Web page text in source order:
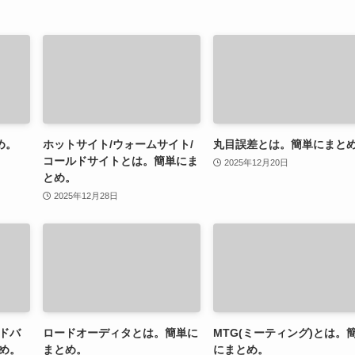
ホットサイト/ウォームサイト/
コールドサイトとは。簡単にま
とめ。
2025年12月28日
丸目誤差とは。簡単にまとめ
2025年12月20日
バ
。
ロードオーディタとは。簡単に
まとめ。
MTG(ミーティング)とは。
にまとめ。